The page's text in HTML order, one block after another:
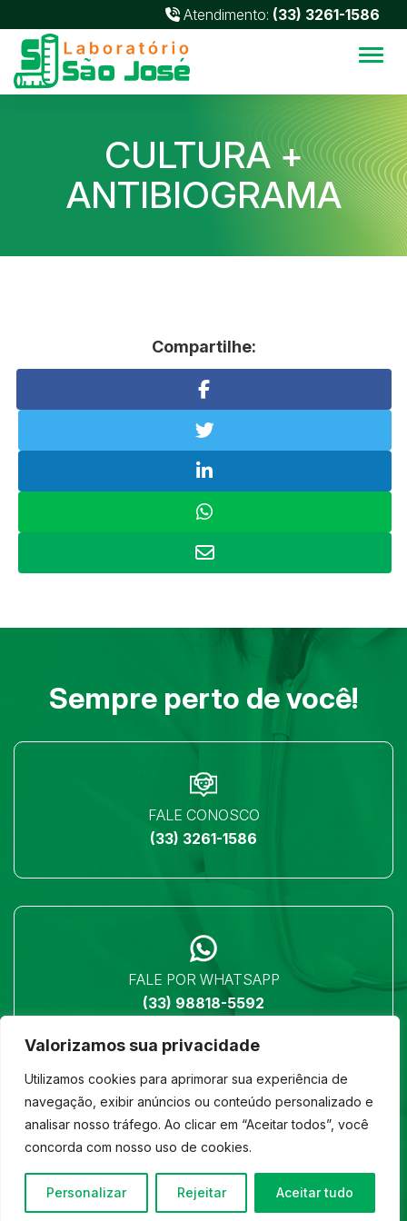
Valorizamos sua privacidade
Utilizamos cookies para aprimorar sua experiência de
navegação, exibir anúncios ou conteúdo personalizado e
analisar nosso tráfego. Ao clicar em “Aceitar todos”, você
concorda com nosso uso de cookies.
Personalizar Rejeitar Aceitar tudo
Atendimento: (33) 3261-1586
CULTURA +
ANTIBIOGRAMA
Compartilhe:
Sempre perto de você!
FALE CONOSCO
(33) 3261-1586
FALE POR WHATSAPP
(33) 98818-5592
LOCALIZAÇÃO